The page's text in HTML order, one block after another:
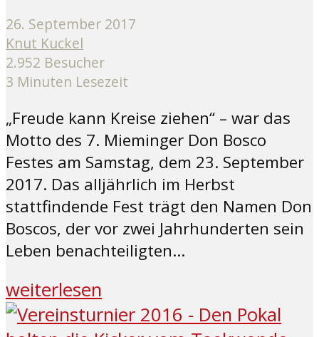
26. September 2017
Knut Kuckel
2.952 Besucher
3 Minuten Lesezeit
„Freude kann Kreise ziehen“ – war das
Motto des 7. Mieminger Don Bosco
Festes am Samstag, dem 23. September
2017. Das alljährlich im Herbst
stattfindende Fest trägt den Namen Don
Boscos, der vor zwei Jahrhunderten sein
Leben benachteiligten...
weiterlesen